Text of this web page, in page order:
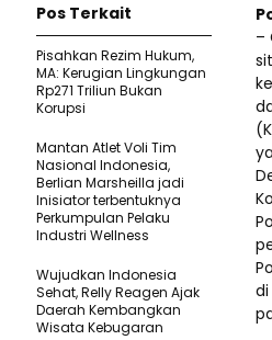
–
Pos Terkait
Pisahkan Rezim Hukum,
MA: Kerugian Lingkungan
Rp271 Triliun Bukan
Korupsi
Mantan Atlet Voli Tim
Nasional Indonesia,
Berlian Marsheilla jadi
Inisiator terbentuknya
Perkumpulan Pelaku
Industri Wellness
Wujudkan Indonesia
Sehat, Relly Reagen Ajak
Daerah Kembangkan
Wisata Kebugaran